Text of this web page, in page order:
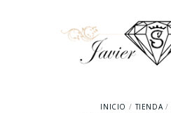
INICIO TIENDA